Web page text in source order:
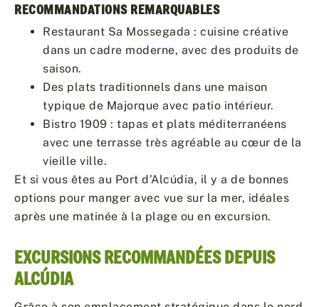
RECOMMANDATIONS REMARQUABLES
Restaurant Sa Mossegada : cuisine créative
dans un cadre moderne, avec des produits de
saison.
Des plats traditionnels dans une maison
typique de Majorque avec patio intérieur.
Bistro 1909 : tapas et plats méditerranéens
avec une terrasse très agréable au cœur de la
vieille ville.
Et si vous êtes au Port d’Alcúdia, il y a de bonnes
options pour manger avec vue sur la mer, idéales
après une matinée à la plage ou en excursion.
EXCURSIONS RECOMMANDÉES DEPUIS
ALCÚDIA